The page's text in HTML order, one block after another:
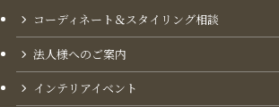
コーディネート＆スタイリング​相談
法人様へのご案内
インテリアイベント